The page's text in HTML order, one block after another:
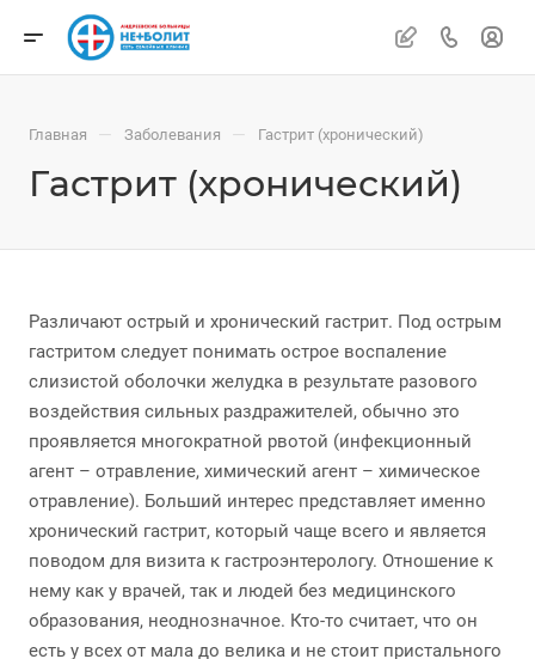
Главная — Заболевания — Гастрит (хронический)
Гастрит (хронический)
Различают острый и хронический гастрит. Под острым
гастритом следует понимать острое воспаление
слизистой оболочки желудка в результате разового
воздействия сильных раздражителей, обычно это
проявляется многократной рвотой (инфекционный
агент – отравление, химический агент – химическое
отравление). Больший интерес представляет именно
хронический гастрит, который чаще всего и является
поводом для визита к гастроэнтерологу. Отношение к
нему как у врачей, так и людей без медицинского
образования, неоднозначное. Кто-то считает, что он
есть у всех от мала до велика и не стоит пристального